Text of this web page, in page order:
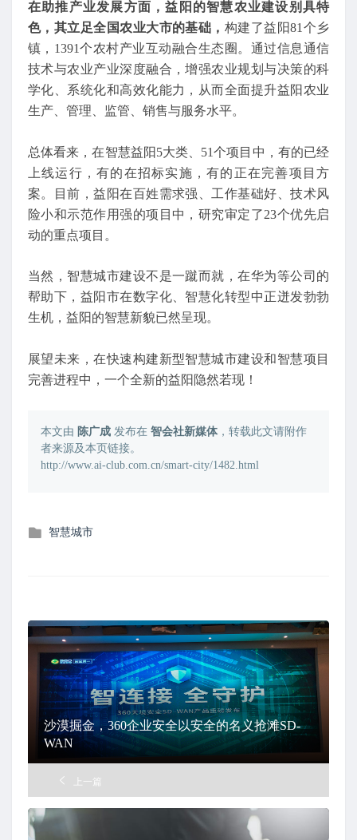
在助推产业发展方面，益阳的智慧农业建设别具特
色，其立足全国农业大市的基础， 构建了益阳81个乡
镇，1391个农村产业互动融合生态圈。通过信息通信
技术与农业产业深度融合，增强农业规划与决策的科
学化、系统化和高效化能力，从而全面提升益阳农业
生产、管理、监管、销售与服务水平。
总体看来，在智慧益阳5大类、51个项目中，有的已经
上线运行，有的在招标实施，有的正在完善项目方
案。目前，益阳在百姓需求强、工作基础好、技术风
险小和示范作用强的项目中，研究审定了23个优先启
动的重点项目。
当然，智慧城市建设不是一蹴而就，在华为等公司的
帮助下，益阳市在数字化、智慧化转型中正迸发勃勃
生机，益阳的智慧新貌已然呈现。
展望未来，在快速构建新型智慧城市建设和智慧项目
完善进程中，一个全新的益阳隐然若现！
本文由 陈广成 发布在 智会社新媒体，转载此文请附作
者来源及本页链接。
http://www.ai-club.com.cn/smart-city/1482.html
发
智慧城市
沙漠掘金，360企业安全以安全的名义抢滩SD-
WAN
上一篇